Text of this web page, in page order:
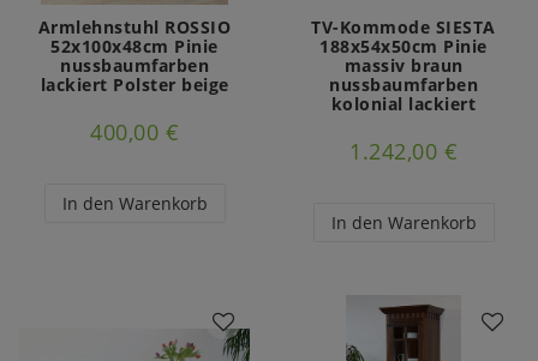
Armlehnstuhl ROSSIO
52x100x48cm Pinie
nussbaumfarben
lackiert Polster beige
400,00 €
In den Warenkorb
TV-Kommode SIESTA
188x54x50cm Pinie
massiv braun
nussbaumfarben
kolonial lackiert
1.242,00 €
In den Warenkorb